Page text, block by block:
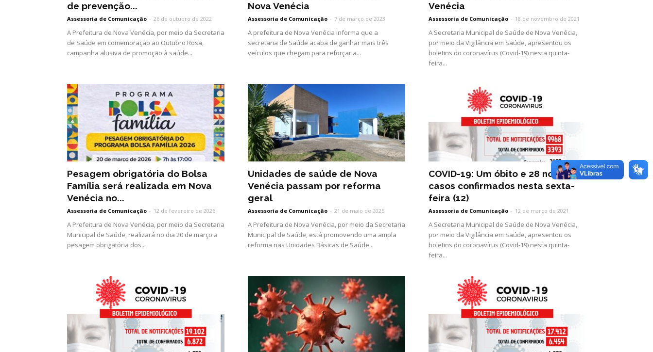
de prevenção...
Assessoria de Comunicação - 26 de outubro de 2022
A Prefeitura de Nova Venécia, por meio da Secretaria
de Saúde em comemoração ao Outubro Rosa,
campanha alusiva de promoção à saúde...
Nova Venécia
Assessoria de Comunicação - 7 de março de 2023
A prefeitura de Nova Venécia informa que a
secretaria de Saúde acaba de ganhar mais três
veículos que chegam para reforçar a...
Venécia
Assessoria de Comunicação - 18 de novembro de 2021
A Secretaria Municipal de Saúde de Nova Venécia,
por meio da Vigilância em Saúde, apresentou os
boletins do coronavírus (Covid-19) nesta quinta-
feira...
Pesagem obrigatória do Bolsa
Família será realizada em Nova
Venécia no...
Assessoria de Comunicação - 12 de fevereiro de 2026
A Prefeitura de Nova Venécia, por meio da Secretaria
Municipal de Saúde, realizará no dia 20 de março a
pesagem obrigatória dos...
Unidades de saúde de Nova
Venécia passam por reforma
geral
Assessoria de Comunicação - 21 de maio de 2025
A Prefeitura de Nova Venécia, por meio da Secretaria
Municipal de Saúde, está promovendo uma ampla
reforma nas Unidades Básicas de Saúde...
COVID-19: Um óbito e 28 novos
casos confirmados nesta sexta-
feira (12)
Assessoria de Comunicação - 12 de março de 2021
A Secretaria Municipal de Saúde de Nova Venécia,
por meio da Vigilância em Saúde, apresentou os
boletins do coronavírus (Covid-19) nesta quinta-
feira...